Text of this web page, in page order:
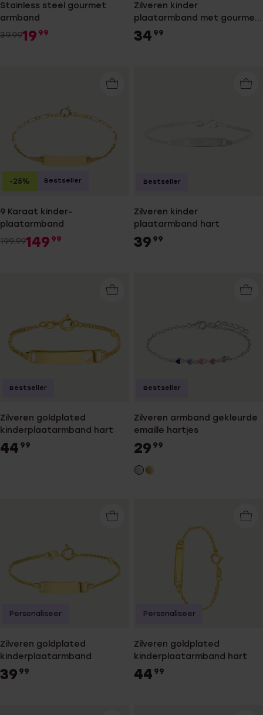
Stainless steel gourmet
armband
39.9919 99
Zilveren kinder
plaatarmband met gourmet
schakel
34 99
9 Karaat kinder-
plaatarmband
199.99149 99
-25% Bestseller
Zilveren kinder
plaatarmband hart
39 99
Bestseller
Zilveren goldplated
kinderplaatarmband hart
44 99
Bestseller
Zilveren armband gekleurde
emaille hartjes
29 99
Bestseller
Zilveren goldplated
kinderplaatarmband
39 99
Personaliseer
Zilveren goldplated
kinderplaatarmband hart
44 99
Personaliseer